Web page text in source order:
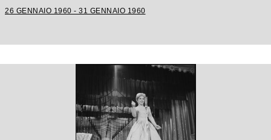
26 GENNAIO 1960 - 31 GENNAIO 1960